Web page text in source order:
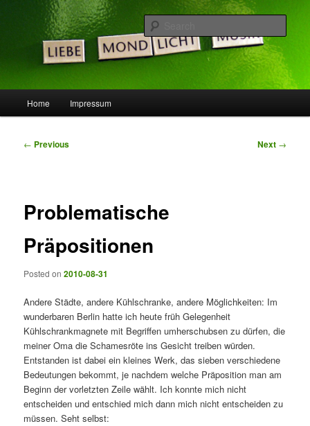
LeSpocky.de :: Blog
Die Idee ist gut, doch die Welt noch nicht bereit …
Home Impressum
Post
← Previous Next →
Problematische
Präpositionen
Posted on2010-08-31
Andere Städte, andere Kühlschranke, andere Möglichkeiten: Im
wunderbaren Berlin hatte ich heute früh Gelegenheit
Kühlschrankmagnete mit Begriffen umherschubsen zu dürfen, die
meiner Oma die Schamesröte ins Gesicht treiben würden.
Entstanden ist dabei ein kleines Werk, das sieben verschiedene
Bedeutungen bekommt, je nachdem welche Präposition man am
Beginn der vorletzten Zeile wählt. Ich konnte mich nicht
entscheiden und entschied mich dann mich nicht entscheiden zu
müssen. Seht selbst: